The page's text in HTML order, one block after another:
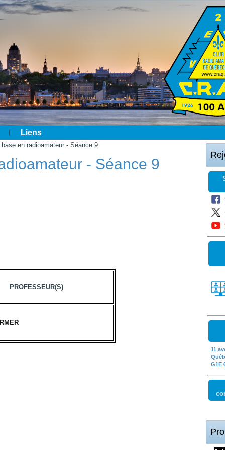
Liens
en radioamateur - Séance 9
- Séance 9
PROFESSEUR(S)
11
G1E